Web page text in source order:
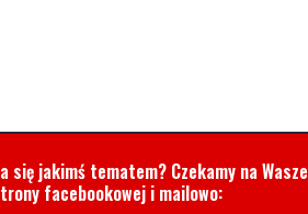
się jakimś tematem? Czekamy na Wasze
facebookowej i mailowo: